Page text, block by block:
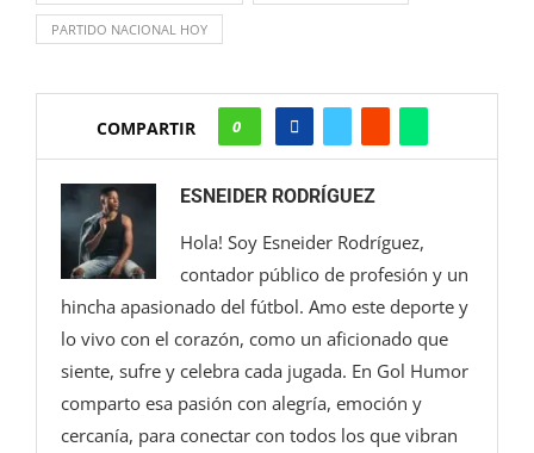
PARTIDO NACIONAL HOY
COMPARTIR 0
ESNEIDER RODRÍGUEZ
Hola! Soy Esneider Rodríguez,
contador público de profesión y un
hincha apasionado del fútbol. Amo este deporte y
lo vivo con el corazón, como un aficionado que
siente, sufre y celebra cada jugada. En Gol Humor
comparto esa pasión con alegría, emoción y
cercanía, para conectar con todos los que vibran